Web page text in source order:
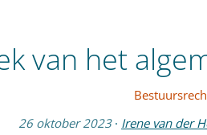
van het
26 oktober 2023 · Irene van der